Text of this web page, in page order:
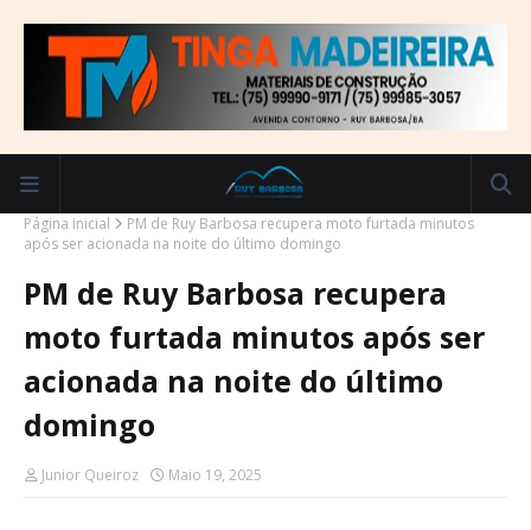
Página inicial
PM de Ruy Barbosa recupera moto furtada minutos
após ser acionada na noite do último domingo
PM de Ruy Barbosa recupera
moto furtada minutos após ser
acionada na noite do último
domingo
Junior Queiroz Maio 19, 2025